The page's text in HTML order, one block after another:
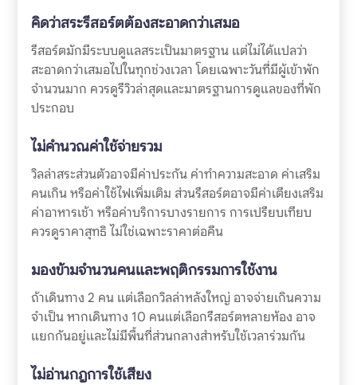
คิดว่าสระรีสอร์ตต้องสะอาดกว่าเสมอ
รีสอร์ตมักมีระบบดูแลสระเป็นมาตรฐาน แต่ไม่ได้แปลว่า
สะอาดกว่าเสมอไปในทุกช่วงเวลา โดยเฉพาะวันที่มีผู้เข้าพัก
จำนวนมาก ควรดูรีวิวล่าสุดและมาตรฐานการดูแลของที่พัก
ประกอบ
ไม่คำนวณค่าใช้จ่ายรวม
วิลล่าสระส่วนตัวอาจมีค่าประกัน ค่าทำความสะอาด ค่าเสริม
คนเกิน หรือค่าใช้ไฟเพิ่มเติม ส่วนรีสอร์ตอาจมีค่าเตียงเสริม
ค่าอาหารเช้า หรือค่าบริการบางรายการ การเปรียบเทียบ
ควรดูราคาสุทธิ ไม่ใช่เฉพาะราคาต่อคืน
มองข้ามจำนวนคนและพฤติกรรมการใช้งาน
ถ้าเดินทาง 2 คน แต่เลือกวิลล่าหลังใหญ่ อาจจ่ายเกินความ
จำเป็น หากเดินทาง 10 คนแต่เลือกรีสอร์ตหลายห้อง อาจ
แยกกันอยู่และไม่มีพื้นที่ส่วนกลางสำหรับใช้เวลาร่วมกัน
ไม่อ่านกฎการใช้เสียง